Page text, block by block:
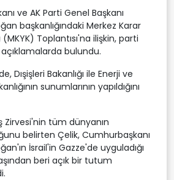
ve AK Parti Genel Başkanı
başkanlığındaki Merkez Karar
Toplantısı'na ilişkin, parti
bulundu.
Dışişleri Bakanlığı ile Enerji ve
sunumlarının yapıldığını
Zirvesi'nin tüm dünyanın
belirten Çelik, Cumhurbaşkanı
İsrail'in Gazze'de uyguladığı
beri açık bir tutum